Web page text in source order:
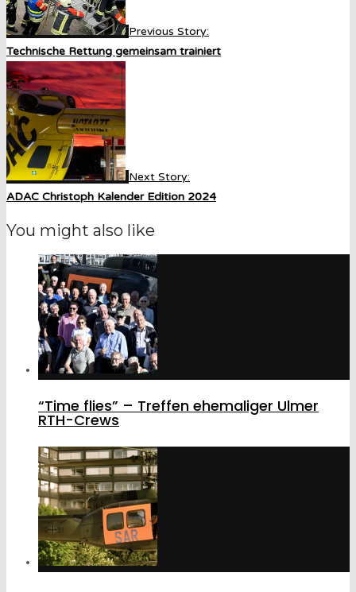
Previous Story:
Technische Rettung gemeinsam trainiert
Next Story:
ADAC Christoph Kalender Edition 2024
You might also like
“Time flies” – Treffen ehemaliger Ulmer
RTH-Crews